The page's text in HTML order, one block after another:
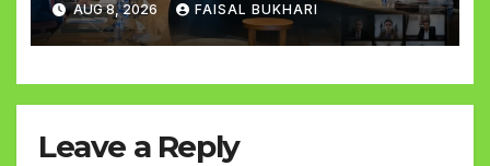
AUG 8, 2026 FAISAL BUKHARI
Leave a Reply